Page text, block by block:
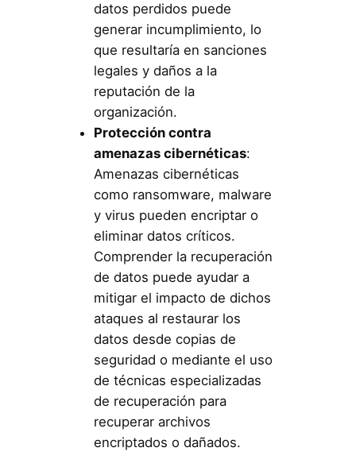
datos perdidos puede
generar incumplimiento, lo
que resultaría en sanciones
legales y daños a la
reputación de la
organización.
Protección contra
amenazas cibernéticas:
Amenazas cibernéticas
como ransomware, malware
y virus pueden encriptar o
eliminar datos críticos.
Comprender la recuperación
de datos puede ayudar a
mitigar el impacto de dichos
ataques al restaurar los
datos desde copias de
seguridad o mediante el uso
de técnicas especializadas
de recuperación para
recuperar archivos
encriptados o dañados.